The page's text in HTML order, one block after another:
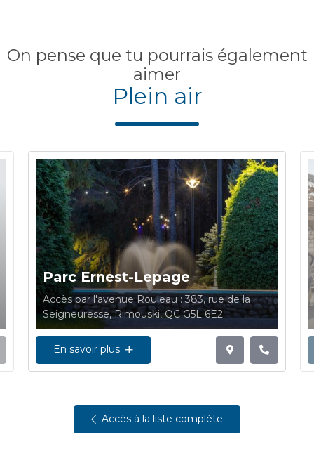
On pense que tu pourrais également
aimer
Plein air
Parc Ernest-Lepage
Accès par l'avenue Rouleau : 383, rue de la
Seigneuresse, Rimouski, QC G5L 6E2
En savoir plus
Accès à la liste complète